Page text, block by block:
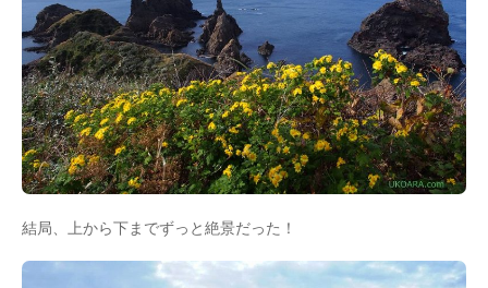
結局、上から下までずっと絶景だった！